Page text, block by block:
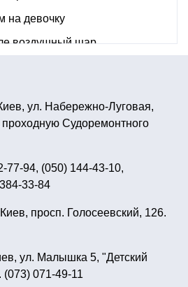
на девочку
воздушный шар
воздушных шариков
супергерои
украина
шары
шары купить
ул. Набережно-Луговая,
Судоремонтного
77-94, (050) 144-43-10,
33-84
Киев, просп. Голосеевский, 126.
ул. Малышка 5, "Детский
(073) 071-49-11